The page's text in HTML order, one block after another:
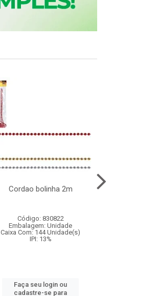
Cordao bolinha 2m
Código: 830822
Embalagem: Unidade
Caixa Com: 144 Unidade(s)
IPI: 13%
Faça seu login ou
cadastre-se para